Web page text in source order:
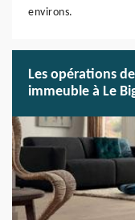
environs.
Les opérations
immeuble à Le